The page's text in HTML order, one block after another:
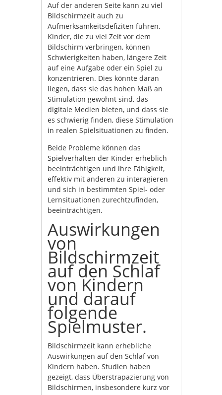
Auf der anderen Seite kann zu viel
Bildschirmzeit auch zu
Aufmerksamkeitsdefiziten führen.
Kinder, die zu viel Zeit vor dem
Bildschirm verbringen, können
Schwierigkeiten haben, längere Zeit
auf eine Aufgabe oder ein Spiel zu
konzentrieren. Dies könnte daran
liegen, dass sie das hohen Maß an
Stimulation gewohnt sind, das
digitale Medien bieten, und dass sie
es schwierig finden, diese Stimulation
in realen Spielsituationen zu finden.
Beide Probleme können das
Spielverhalten der Kinder erheblich
beeinträchtigen und ihre Fähigkeit,
effektiv mit anderen zu interagieren
und sich in bestimmten Spiel- oder
Lernsituationen zurechtzufinden,
beeinträchtigen.
Auswirkungen
von
Bildschirmzeit
auf den Schlaf
von Kindern
und darauf
folgende
Spielmuster.
Bildschirmzeit kann erhebliche
Auswirkungen auf den Schlaf von
Kindern haben. Studien haben
gezeigt, dass Überstrapazierung von
Bildschirmen, insbesondere kurz vor